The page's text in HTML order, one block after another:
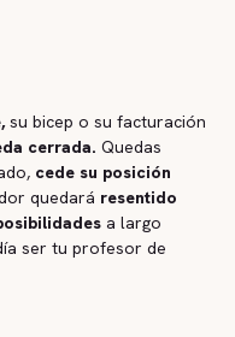
su bicep o su facturación
cerrada. Quedas
cede su posición
quedará resentido
a largo
ser tu profesor de